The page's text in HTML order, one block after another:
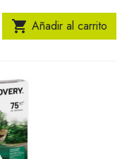
 Añadir al carrito